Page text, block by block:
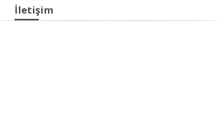
İletişim